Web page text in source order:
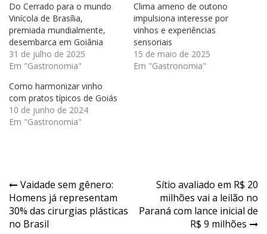
Do Cerrado para o mundo
Vinícola de Brasília,
premiada mundialmente,
desembarca em Goiânia
31 de julho de 2025
Em "Gastronomia"
Clima ameno de outono
impulsiona interesse por
vinhos e experiências
sensoriais
15 de maio de 2025
Em "Gastronomia"
Como harmonizar vinho
com pratos típicos de Goiás
10 de junho de 2024
Em "Gastronomia"
Navegação
de
Post
Vaidade sem gênero:
Homens já representam
30% das cirurgias plásticas
no Brasil
Sítio avaliado em R$ 20
milhões vai a leilão no
Paraná com lance inicial de
R$ 9 milhões